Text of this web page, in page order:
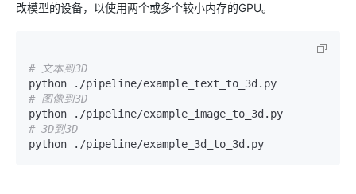
改模型的设备，以使用两个或多个较小内存的GPU。
# 文本到3D
# 图像到3D
# 3D到3D